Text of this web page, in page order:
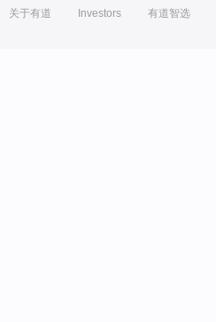
关于有道 Investors 有道智选